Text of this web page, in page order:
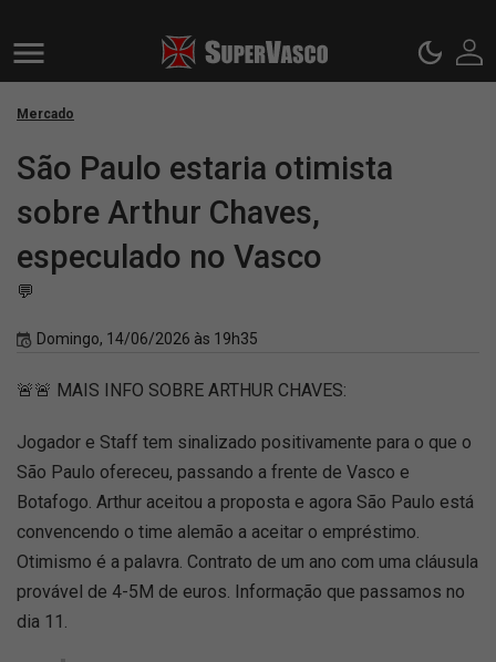
Mercado
São Paulo estaria otimista
sobre Arthur Chaves,
especulado no Vasco
💬
Domingo, 14/06/2026 às 19h35
🚨🚨 MAIS INFO SOBRE ARTHUR CHAVES:
Jogador e Staff tem sinalizado positivamente para o que o
São Paulo ofereceu, passando a frente de Vasco e
Botafogo. Arthur aceitou a proposta e agora São Paulo está
convencendo o time alemão a aceitar o empréstimo.
Otimismo é a palavra. Contrato de um ano com uma cláusula
provável de 4-5M de euros. Informação que passamos no
dia 11.